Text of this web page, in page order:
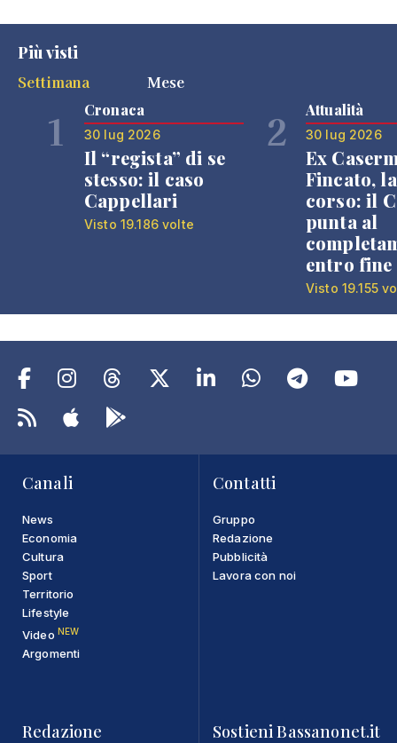
Più visti
Settimana
Mese
1 Cronaca
30 lug 2026
Il “regista” di se
stesso: il caso
Cappellari
Visto 19.186 volte
2 Attualità
30 lug 2026
Ex
Fincato,
corso: il
punta al
entro fine
Visto 19.155
Canali
News
Economia
Cultura
Sport
Territorio
Lifestyle
Video NEW
Argomenti
Contatti
Gruppo
Redazione
Pubblicità
Lavora con noi
Redazione Sostieni Bassanonet.it